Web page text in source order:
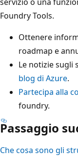
Foundry Tools.
Ottenere
roadmap e
Le notizie sugli
blog di Azure.
Partecipa alla
foundry.
Passaggio
Che cosa sono gli